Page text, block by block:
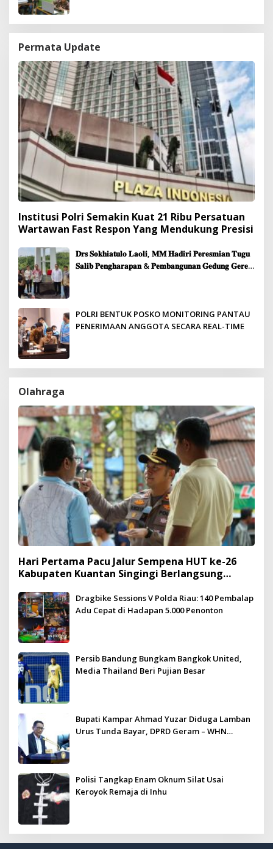
Permata Update
Institusi Polri Semakin Kuat 21 Ribu Persatuan
Wartawan Fast Respon Yang Mendukung Presisi
𝐃𝐫𝐬 𝐒𝐨𝐤𝐡𝐢𝐚𝐭𝐮𝐥𝐨 𝐋𝐚𝐨𝐥𝐢, 𝐌𝐌 𝐇𝐚𝐝𝐢𝐫𝐢 𝐏𝐞𝐫𝐞𝐬𝐦𝐢𝐚𝐧 𝐓𝐮𝐠𝐮
𝐒𝐚𝐥𝐢𝐛 𝐏𝐞𝐧𝐠𝐡𝐚𝐫𝐚𝐩𝐚𝐧 & 𝐏𝐞𝐦𝐛𝐚𝐧𝐠𝐮𝐧𝐚𝐧 𝐆𝐞𝐝𝐮𝐧𝐠 𝐆𝐞𝐫𝐞𝐣𝐚
POLRI BENTUK POSKO MONITORING PANTAU
PENERIMAAN ANGGOTA SECARA REAL-TIME
Olahraga
Hari Pertama Pacu Jalur Sempena HUT ke-26
Kabupaten Kuantan Singingi Berlangsung
Dragbike Sessions V Polda Riau: 140 Pembalap
Adu Cepat di Hadapan 5.000 Penonton
Persib Bandung Bungkam Bangkok United,
Media Thailand Beri Pujian Besar
Bupati Kampar Ahmad Yuzar Diduga Lamban
Urus Tunda Bayar, DPRD Geram – WHN
Polisi Tangkap Enam Oknum Silat Usai
Keroyok Remaja di Inhu